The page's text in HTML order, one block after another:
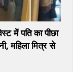
में पति का पीछा
महिला मित्र से